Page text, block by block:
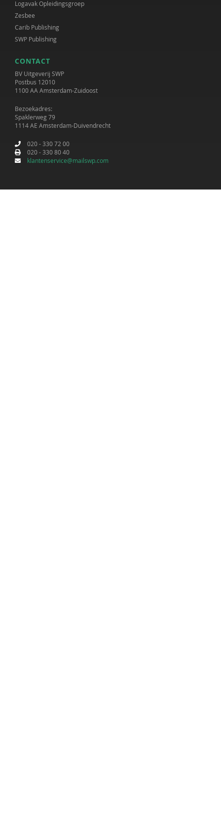
Logavak Opleidingsgroep
Zesbee
Carib Publishing
SWP Publishing
CONTACT
BV Uitgeverij SWP
Postbus 12010
1100 AA Amsterdam-Zuidoost
Bezoekadres:
Spaklerweg 79
1114 AE Amsterdam-Duivendrecht
020 - 330 72 00
020 - 330 80 40
klantenservice@mailswp.com